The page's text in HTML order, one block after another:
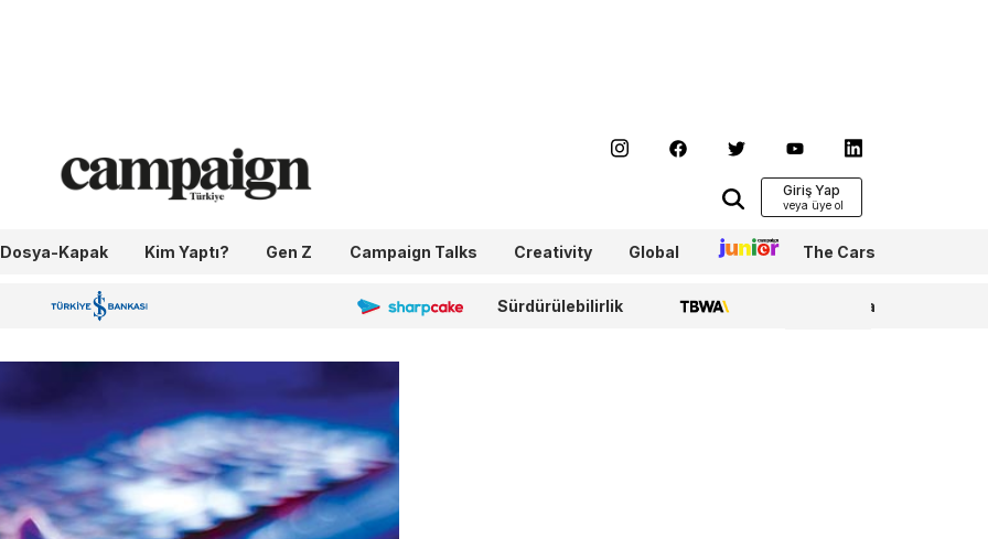
Giriş Yap
Dosya-Kapak Kim Yaptı? Gen Z Campaign Talks Creativity Global Junior The Cars
İş Bankası 100.Yıl Sharpcake Sürdürülebilirlik TBWA WPP Media